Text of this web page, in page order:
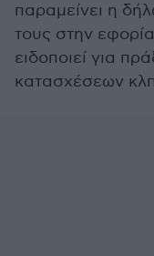
παραμείνει η
τους στην
ειδοποιεί για
κατασχέσεων